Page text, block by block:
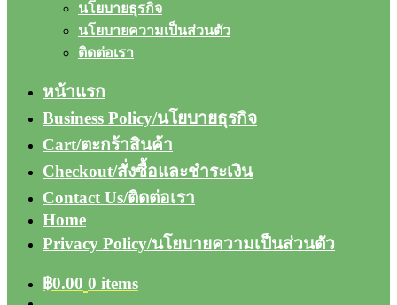
นโยบายธุรกิจ
นโยบายความเป็นส่วนตัว
ติดต่อเรา
หน้าแรก
Business Policy/นโยบายธุรกิจ
Cart/ตะกร้าสินค้า
Checkout/สั่งซื้อและชำระเงิน
Contact Us/ติดต่อเรา
Home
Privacy Policy/นโยบายความเป็นส่วนตัว
฿0.00 0 items